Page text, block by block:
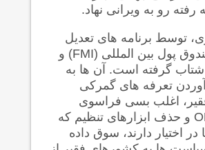
رفته رو به ویرانی نهاد.
توسط برنامه های تعدیل
پول بین المللی (FMI) و
شتاب گرفته است. آن ها به
تعرفه های گمرکی
اغلب بسی فراسوی
و حذف ابزارهای تنظیم که
اختیار دارند، سوق داده